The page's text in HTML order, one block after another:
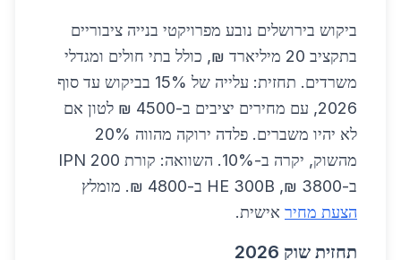
ביקוש בירושלים נובע מפרויקטי בנייה ציבוריים
בתקציב 20 מיליארד ₪, כולל בתי חולים ומגדלי
משרדים. תחזית: עלייה של 15% בביקוש עד סוף
2026, עם מחירים יציבים ב-4500 ₪ לטון אם
לא יהיו משברים. פלדה ירוקה מהווה 20%
מהשוק, יקרה ב-10%. השוואה: קורת IPN 200
ב-3800 ₪, HE 300B ב-4800 ₪. מומלץ
הצעת מחיר אישית.
תחזית שוק 2026